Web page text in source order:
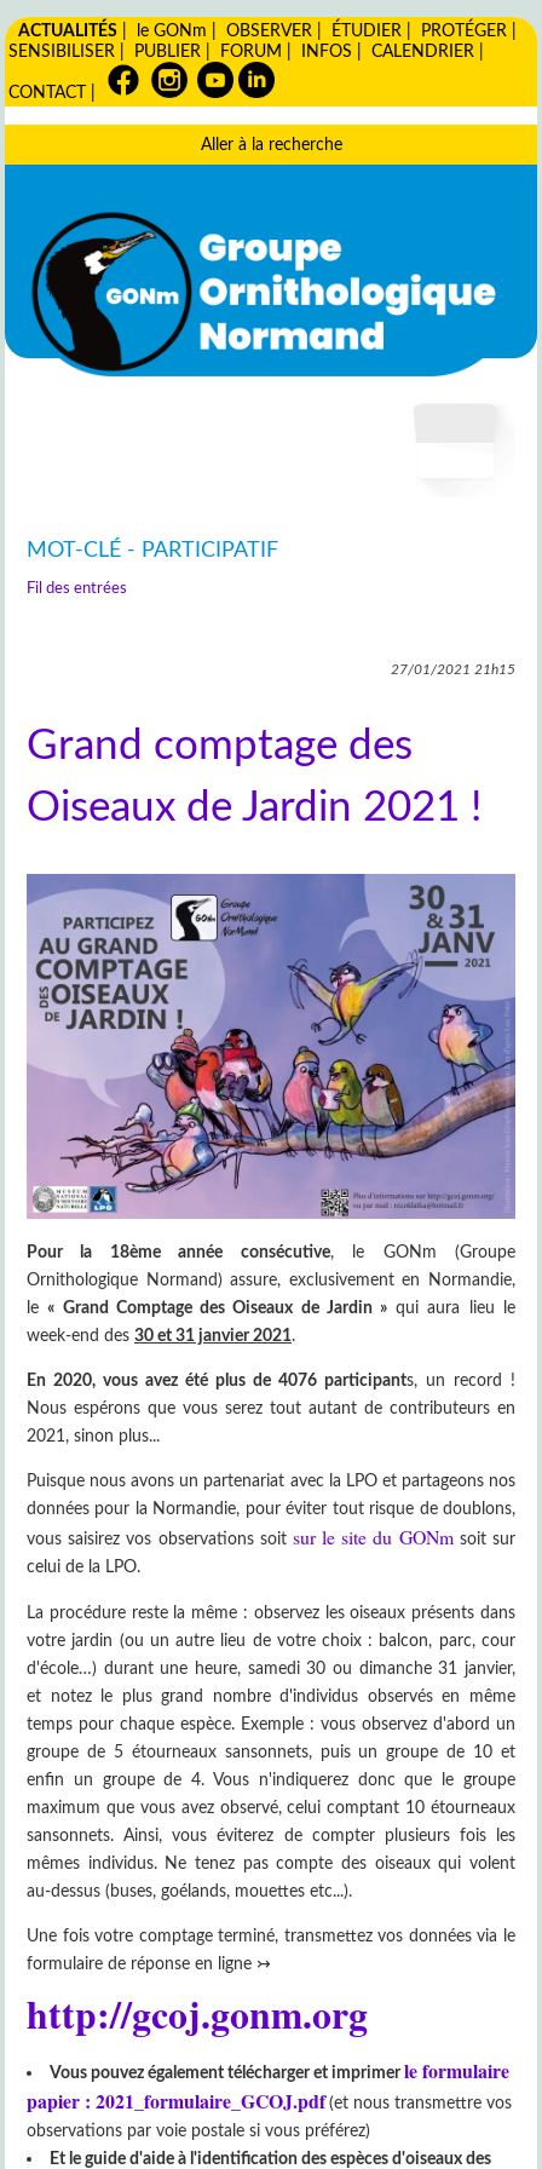
ACTUALITÉS le GONm |OBSERVER ÉTUDIER PROTÉGER
SENSIBILISER
PUBLIER FORUM INFOS |CALENDRIER
CONTACT
Aller à la recherche
MOT-CLÉ - PARTICIPATIF
Fil des entrées
27/01/2021 21h15
Grand comptage des
Oiseaux de Jardin 2021 !
Pour la 18ème année consécutive, le GONm (Groupe
Ornithologique Normand) assure, exclusivement en Normandie,
le« Grand Comptage des Oiseaux de Jardin » qui aura lieu le
week-end des30 et 31 janvier 2021.
En 2020, vous avez été plus de 4076 participants, un record !
Nous espérons que vous serez tout autant de contributeurs en
2021, sinon plus...
Puisque nous avons un partenariat avec la LPO et partageons nos
données pour la Normandie, pour éviter tout risque de doublons,
vous saisirez vos observations soit sur le site du GONmsoit sur
celui de la LPO.
La procédure reste la même : observez les oiseaux présents dans
votre jardin (ou un autre lieu de votre choix : balcon, parc, cour
d'école…) durant une heure, samedi 30 ou dimanche 31 janvier,
et notez le plus grand nombre d'individus observés en même
temps pour chaque espèce. Exemple : vous observez d'abord un
groupe de 5 étourneaux sansonnets, puis un groupe de 10 et
enfin un groupe de 4. Vous n'indiquerez donc que le groupe
maximum que vous avez observé, celui comptant 10 étourneaux
sansonnets. Ainsi, vous éviterez de compter plusieurs fois les
mêmes individus. Ne tenez pas compte des oiseaux qui volent
au-dessus (buses, goélands, mouettes etc...).
Une fois votre comptage terminé, transmettez vos données via le
formulaire de réponse en ligne ↣
http://gcoj.gonm.org
Vous pouvez également télécharger et imprimerle formulaire
papier : 2021_formulaire_GCOJ.pdf (et nous transmettre vos
observations par voie postale si vous préférez)
Et le guide d'aide à l'identification des espèces d'oiseaux des